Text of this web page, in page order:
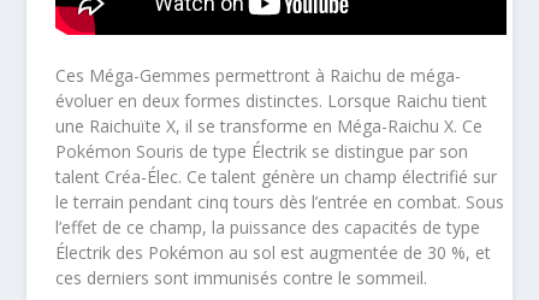
Ces Méga-Gemmes permettront à Raichu de méga-
évoluer en deux formes distinctes. Lorsque Raichu tient
une Raichuïte X, il se transforme en Méga-Raichu X. Ce
Pokémon Souris de type Électrik se distingue par son
talent Créa-Élec. Ce talent génère un champ électrifié sur
le terrain pendant cinq tours dès l’entrée en combat. Sous
l’effet de ce champ, la puissance des capacités de type
Électrik des Pokémon au sol est augmentée de 30 %, et
ces derniers sont immunisés contre le sommeil.